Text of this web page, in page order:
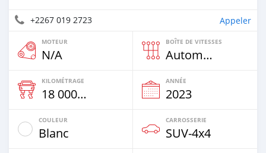
+2267 019 2723 Appeler
MOTEUR
N/A
BOÎTE DE VITESSES
Automatique
KILOMÉTRAGE
18 000 Km
ANNÉE
2023
COULEUR
Blanc
CARROSSERIE
SUV‒4x4